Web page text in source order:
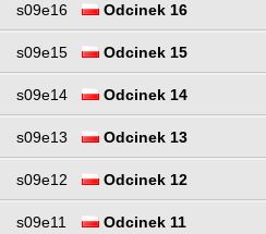
s09e16 Odcinek 16
s09e15 Odcinek 15
s09e14 Odcinek 14
s09e13 Odcinek 13
s09e12 Odcinek 12
s09e11 Odcinek 11